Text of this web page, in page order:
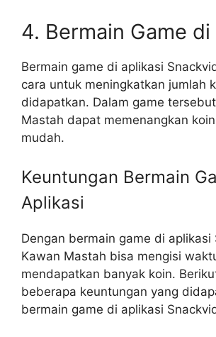
4. Bermain Game
Bermain game di aplikasi
cara untuk meningkatkan jumlah
didapatkan. Dalam game
Mastah dapat memenangkan
mudah.
Keuntungan Bermain
Aplikasi
Dengan bermain game di aplikasi
Kawan Mastah bisa mengisi
mendapatkan banyak koin.
beberapa keuntungan yang
bermain game di aplikasi